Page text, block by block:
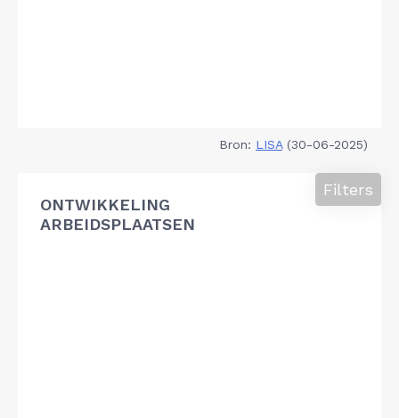
Bron: LISA(30-06-2025)
ONTWIKKELING
ARBEIDSPLAATSEN
Filters